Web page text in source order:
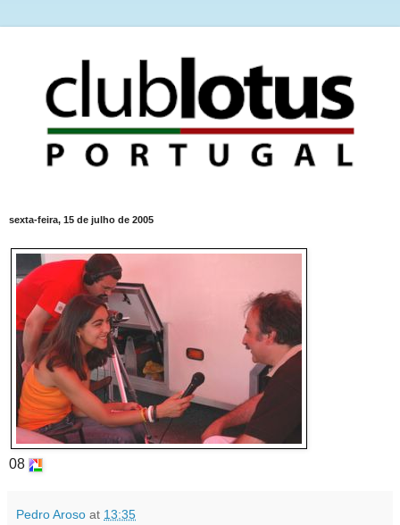
sexta-feira, 15 de julho de 2005
08
Pedro Aroso at 13:35